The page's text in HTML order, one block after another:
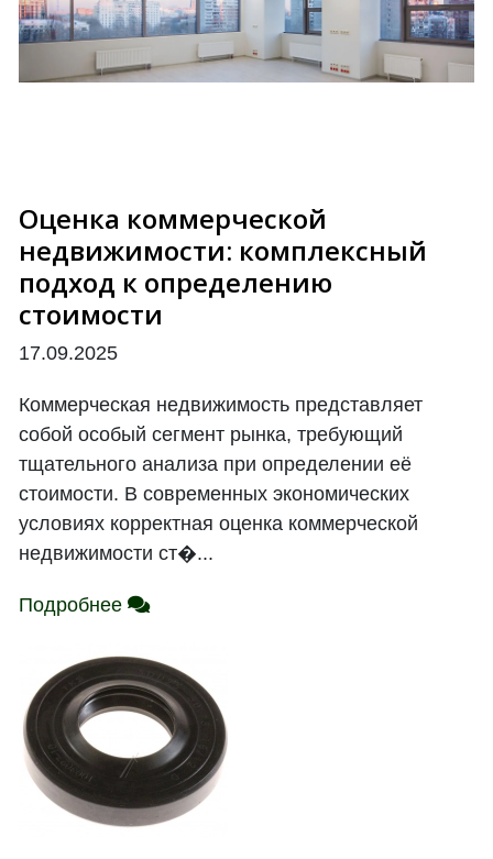
Оценка коммерческой
недвижимости: комплексный
подход к определению
стоимости
17.09.2025
Коммерческая недвижимость представляет
собой особый сегмент рынка, требующий
тщательного анализа при определении её
стоимости. В современных экономических
условиях корректная оценка коммерческой
недвижимости ст�...
Подробнее